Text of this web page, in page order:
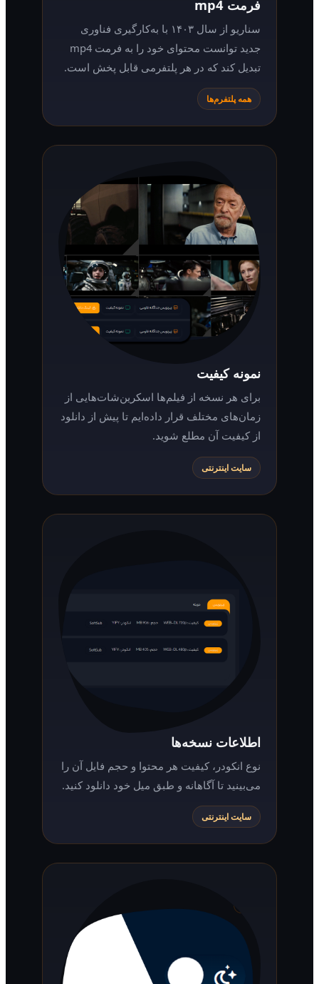
سناریو از سال ۱۴۰۳ با به‌کارگیری فناوری
جدید توانست محتوای خود را به فرمت mp4
تبدیل کند که در هر پلتفرمی قابل پخش است.
همه پلتفرم‌ها
نمونه کیفیت
برای هر نسخه از فیلم‌ها اسکرین‌شات‌هایی از
زمان‌های مختلف قرار داده‌ایم تا پیش از دانلود
از کیفیت آن مطلع شوید.
سایت اینترنتی
اطلاعات نسخه‌ها
نوع انکودر، کیفیت هر محتوا و حجم فایل آن را
می‌بینید تا آگاهانه و طبق میل خود دانلود کنید.
سایت اینترنتی